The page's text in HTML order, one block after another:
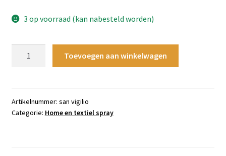
3 op voorraad (kan nabesteld worden)
Vigilio
Toevoegen aan winkelwagen
Artikelnummer: san vigilio
Categorie: Home en textiel spray